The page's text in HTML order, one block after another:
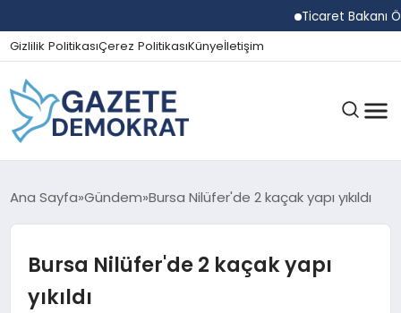
Ticaret Bakanı
Gizlilik PolitikasıÇerez PolitikasıKünyeİletişim
GÜNDEM
EKONOMI
Ana Sayfa Gündem Bursa Nilüfer'de 2 kaçak yapı yıkıldı
Bursa Nilüfer'de 2 kaçak yapı
yıkıldı